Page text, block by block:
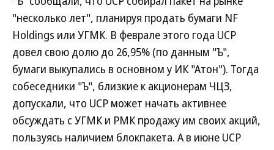
"несколько лет", планируя продать бумаги NF
Holdings или УГМК. В феврале этого года UCP
довел свою долю до 26,95% (по данным "Ъ",
бумаги выкупались в основном у ИК "Атон"). Тогда
собеседники "Ъ", близкие к акционерам ЧЦЗ,
допускали, что UCP может начать активнее
обсуждать с УГМК и РМК продажу им своих акций,
пользуясь наличием блокпакета. А в июне UCP